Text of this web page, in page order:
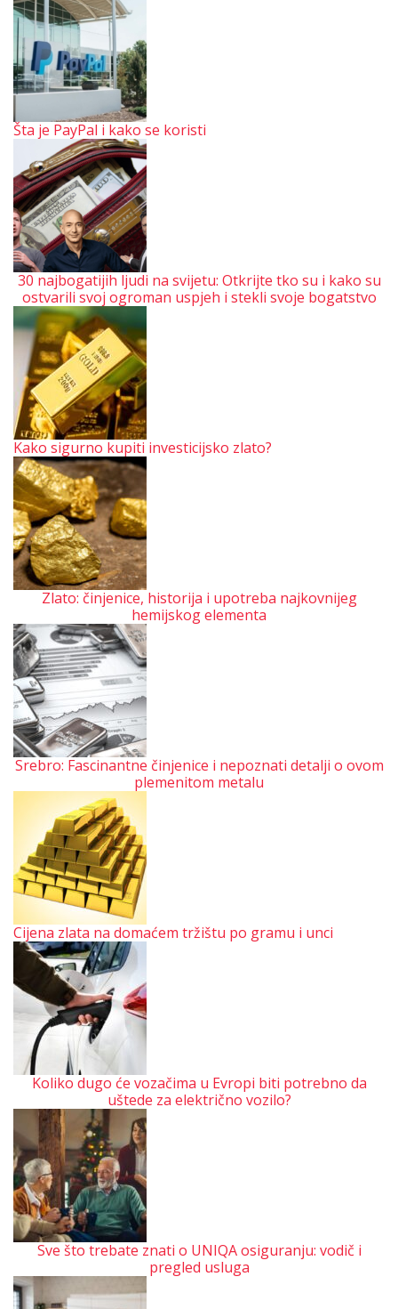
Šta je PayPal i kako se koristi
30 najbogatijih ljudi na svijetu: Otkrijte tko su i kako su
ostvarili svoj ogroman uspjeh i stekli svoje bogatstvo
Kako sigurno kupiti investicijsko zlato?
Zlato: činjenice, historija i upotreba najkovnijeg
hemijskog elementa
Srebro: Fascinantne činjenice i nepoznati detalji o ovom
plemenitom metalu
Cijena zlata na domaćem tržištu po gramu i unci
Koliko dugo će vozačima u Evropi biti potrebno da
uštede za električno vozilo?
Sve što trebate znati o UNIQA osiguranju: vodič i
pregled usluga